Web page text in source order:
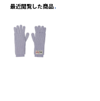
最近閲覧した商品